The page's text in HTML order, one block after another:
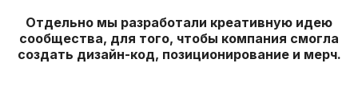
Отдельно мы разработали креативную идею
сообщества, для того, чтобы компания смогла
создать дизайн-код, позиционирование и мерч.